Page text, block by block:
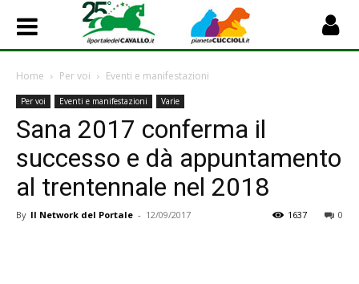
Home Per voi Eventi e manifestazioni
Per voi Eventi e manifestazioni Varie
Sana 2017 conferma il
successo e dà appuntamento
al trentennale nel 2018
By Il Network del Portale - 12/09/2017 0
1637